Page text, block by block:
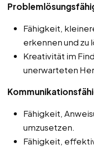
Fähigkeit,
erkennen und zu
Kreativität im
unerwarteten
Fähigkeit,
umzusetzen.
Fähigkeit,